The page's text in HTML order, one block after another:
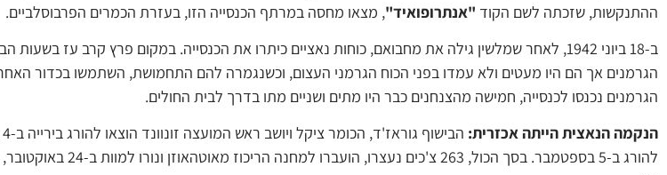
ההתנקשות, שזכתה לשם הקוד "אנתרופואיד", מצאו מחסה במרתף הכנסייה הזו, בעזרת הכמרים הפרבוסלביים.
ב-18 ביוני 1942, לאחר שמלשין גילה את מחבואם, כוחות נאציים כיתרו את הכנסייה. במקום פרץ קרב עז
הגרמנים אך הם היו מעטים ולא עמדו בפני הכוח הגרמני העצום, וכשנגמרה להם התחמושת, השתמשו בכדור
הגרמנים נכנסו לכנסייה, חמישה מהצנחנים כבר היו מתים ושניים מתו בדרך לבית החולים.
הנקמה הנאצית הייתה אכזרית:
להורג ב-5 בספטמבר. בסך הכול,